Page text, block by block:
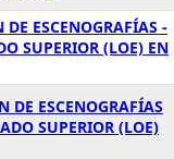
ESCENOGRAFÍAS -
SUPERIOR (LOE) EN
DE ESCENOGRAFÍAS
SUPERIOR (LOE)